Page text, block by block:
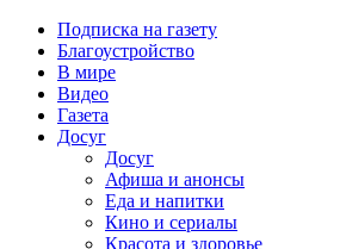
Подписка на газету
Благоустройство
В мире
Видео
Газета
Досуг
Досуг
Афиша и анонсы
Еда и напитки
Кино и сериалы
Красота и здоровье